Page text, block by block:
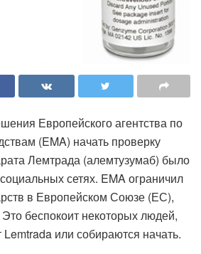
Европейского агентства по
(EMA) начать проверку
Лемтрада (алемтузумаб) было
сетях. EMA ограничил
в Европейском Союзе (ЕС),
беспокоит некоторых людей,
или собираются начать.